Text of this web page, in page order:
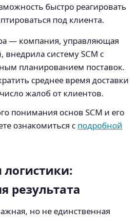
быстро реагировать
под клиента.
— компания, управляющая
внедрила систему SCM с
планированием поставок.
среднее время доставки
жалоб от клиентов.
понимания основ SCM и его
ознакомиться с подробной
логистики:
результата
но не единственная